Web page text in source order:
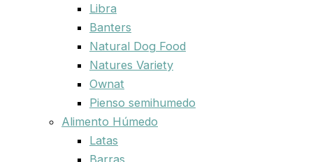
Libra
Banters
Natural Dog Food
Natures Variety
Ownat
Pienso semihumedo
Alimento Húmedo
Latas